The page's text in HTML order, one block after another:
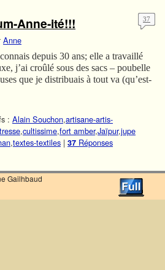
Anne-ité!!!
Anne
37
depuis 30 ans; elle a travaillé
j’ai croûlé sous des sacs – poubelle
que je distribuais à tout va (qu’est-
: Alain Souchon,artisane-artis-
,cultissime,fort amber,Jaïpur,jupe
,textes-textiles | 37 Réponses
Gailhbaud